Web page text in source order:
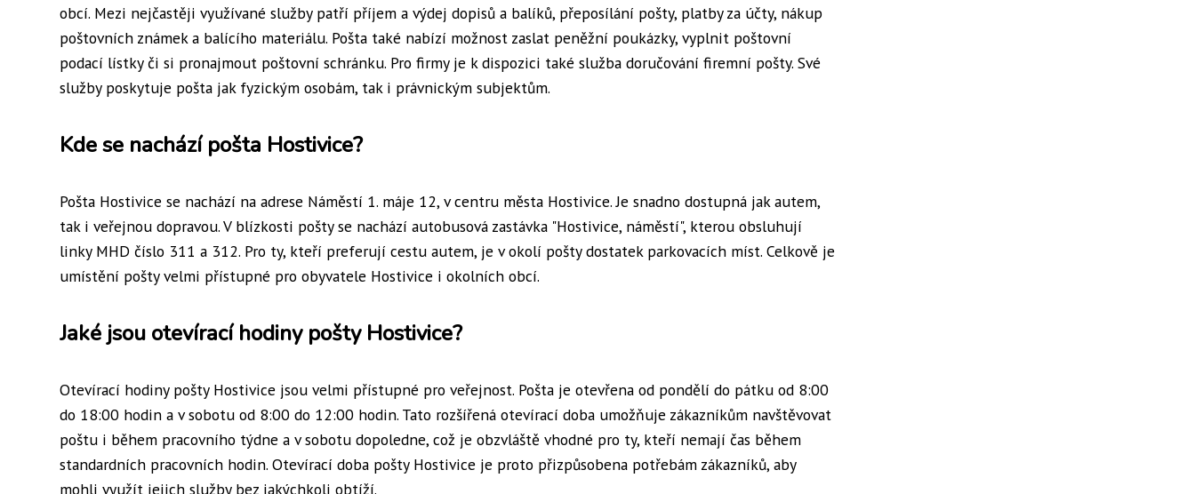
obcí. Mezi nejčastěji využívané služby patří příjem a výdej dopisů a balíků, přeposílání pošty, platby za účty, nákup
poštovních známek a balícího materiálu. Pošta také nabízí možnost zaslat peněžní poukázky, vyplnit poštovní
podací lístky či si pronajmout poštovní schránku. Pro firmy je k dispozici také služba doručování firemní pošty. Své
služby poskytuje pošta jak fyzickým osobám, tak i právnickým subjektům.
Kde se nachází pošta Hostivice?
Pošta Hostivice se nachází na adrese Náměstí 1. máje 12, v centru města Hostivice. Je snadno dostupná jak autem,
tak i veřejnou dopravou. V blízkosti pošty se nachází autobusová zastávka "Hostivice, náměstí", kterou obsluhují
linky MHD číslo 311 a 312. Pro ty, kteří preferují cestu autem, je v okolí pošty dostatek parkovacích míst. Celkově je
umístění pošty velmi přístupné pro obyvatele Hostivice i okolních obcí.
Jaké jsou otevírací hodiny pošty Hostivice?
Otevírací hodiny pošty Hostivice jsou velmi přístupné pro veřejnost. Pošta je otevřena od pondělí do pátku od 8:00
do 18:00 hodin a v sobotu od 8:00 do 12:00 hodin. Tato rozšířená otevírací doba umožňuje zákazníkům navštěvovat
poštu i během pracovního týdne a v sobotu dopoledne, což je obzvláště vhodné pro ty, kteří nemají čas během
standardních pracovních hodin. Otevírací doba pošty Hostivice je proto přizpůsobena potřebám zákazníků, aby
mohli využít jejich služby bez jakýchkoli obtíží.